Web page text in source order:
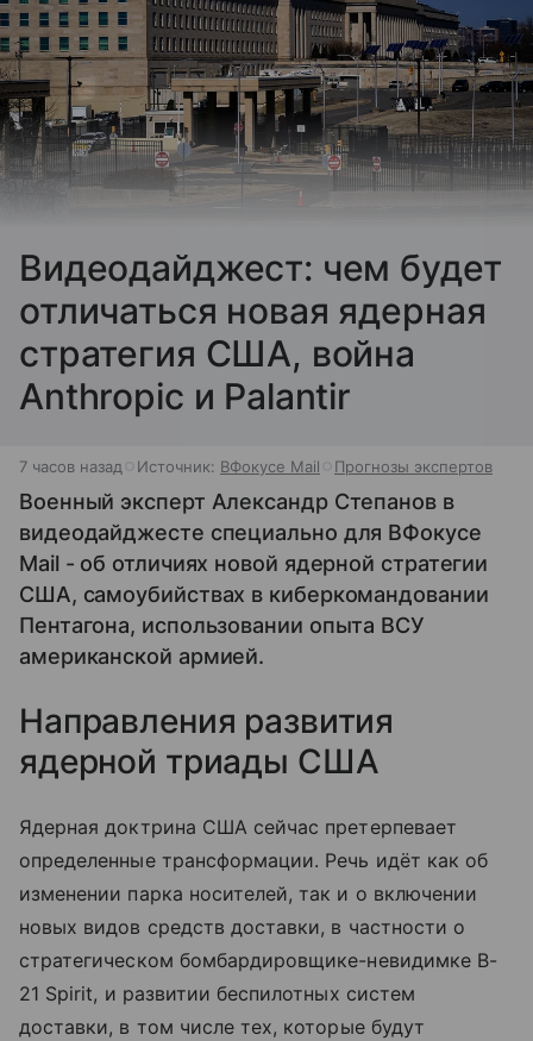
Видеодайджест: чем будет
отличаться новая ядерная
стратегия США, война
Anthropic и Palantir
7 часов назад Источник: ВФокусе Mail Прогнозы экспертов
Военный эксперт Александр Степанов в
видеодайджесте специально для ВФокусе
Mail - об отличиях новой ядерной стратегии
США, самоубийствах в киберкомандовании
Пентагона, использовании опыта ВСУ
американской армией.
Направления развития
ядерной триады США
Ядерная доктрина США сейчас претерпевает
определенные трансформации. Речь идёт как об
изменении парка носителей, так и о включении
новых видов средств доставки, в частности о
стратегическом бомбардировщике-невидимке B-
21 Spirit, и развитии беспилотных систем
доставки, в том числе тех, которые будут